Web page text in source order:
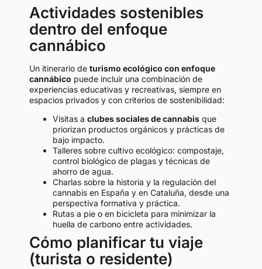
Actividades sostenibles
dentro del enfoque
cannábico
Un itinerario de turismo ecológico con enfoque
cannábico puede incluir una combinación de
experiencias educativas y recreativas, siempre en
espacios privados y con criterios de sostenibilidad:
Visitas a clubes sociales de cannabis que
priorizan productos orgánicos y prácticas de
bajo impacto.
Talleres sobre cultivo ecológico: compostaje,
control biológico de plagas y técnicas de
ahorro de agua.
Charlas sobre la historia y la regulación del
cannabis en España y en Cataluña, desde una
perspectiva formativa y práctica.
Rutas a pie o en bicicleta para minimizar la
huella de carbono entre actividades.
Cómo planificar tu viaje
(turista o residente)